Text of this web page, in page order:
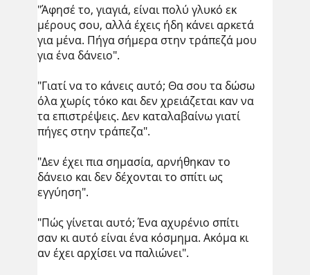
"Άφησέ το, γιαγιά, είναι πολύ γλυκό εκ
μέρους σου, αλλά έχεις ήδη κάνει αρκετά
για μένα. Πήγα σήμερα στην τράπεζά μου
για ένα δάνειο".
"Γιατί να το κάνεις αυτό; Θα σου τα δώσω
όλα χωρίς τόκο και δεν χρειάζεται καν να
τα επιστρέψεις. Δεν καταλαβαίνω γιατί
πήγες στην τράπεζα".
"Δεν έχει πια σημασία, αρνήθηκαν το
δάνειο και δεν δέχονται το σπίτι ως
εγγύηση".
"Πώς γίνεται αυτό; Ένα αχυρένιο σπίτι
σαν κι αυτό είναι ένα κόσμημα. Ακόμα κι
αν έχει αρχίσει να παλιώνει".